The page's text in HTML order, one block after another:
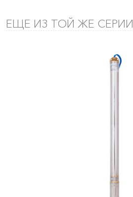
ЕЩЕ ИЗ ТОЙ ЖЕ СЕРИИ